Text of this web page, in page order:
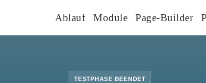
Ablauf Module Page-Builder
TESTPHASE BEENDET